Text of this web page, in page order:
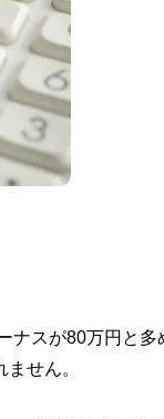
ナスが80万円と多
せん。